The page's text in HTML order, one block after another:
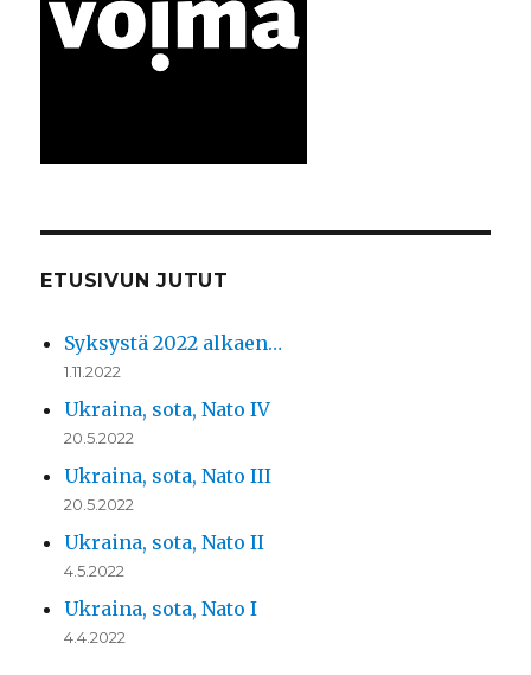
ETUSIVUN JUTUT
Syksystä 2022 alkaen…
1.11.2022
Ukraina, sota, Nato IV
20.5.2022
Ukraina, sota, Nato III
20.5.2022
Ukraina, sota, Nato II
4.5.2022
Ukraina, sota, Nato I
4.4.2022